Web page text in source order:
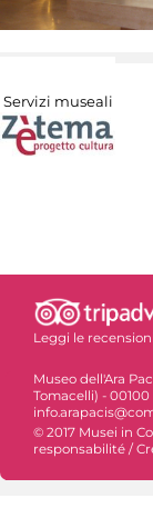
Servizi museali
Leggi le
Museo dell'Ara
Tomacelli) - 00100
© 2017 Musei in
responsabilité /